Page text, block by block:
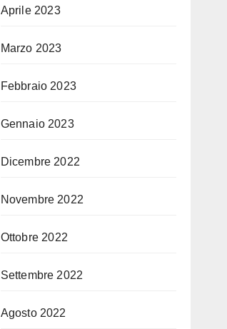
Aprile 2023
Marzo 2023
Febbraio 2023
Gennaio 2023
Dicembre 2022
Novembre 2022
Ottobre 2022
Settembre 2022
Agosto 2022